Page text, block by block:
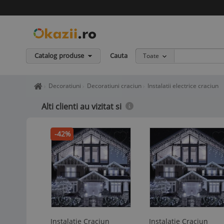
Catalog produse Cauta Toate
Home page okazii.ro - Cumperi in siguranta de la vanzatori de
Decoratiuni Decoratiuni craciun Instalatii electrice craciun
Alti clienti au vizitat si
-42%
Instalatie Craciun
Instalatie Craciun